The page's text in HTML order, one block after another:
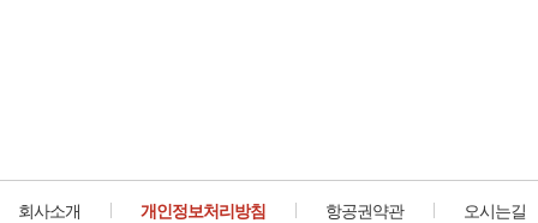
회사소개 개인정보처리방침 항공권약관 오시는길